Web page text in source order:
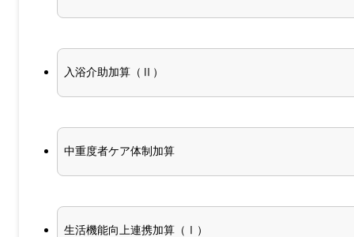
入浴介助加算（Ⅱ）
中重度者ケア体制加算
生活機能向上連携加算（Ⅰ）